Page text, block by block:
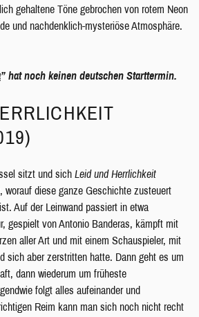
gehaltene Töne gebrochen von rotem Neon
und nachdenklich-mysteriöse Atmosphäre.
” hat noch keinen deutschen Starttermin.
sitzt und sich Leid und Herrlichkeit
worauf diese ganze Geschichte zusteuert
Auf der Leinwand passiert in etwa
gespielt von Antonio Banderas, kämpft mit
aller Art und mit einem Schauspieler, mit
sich aber zerstritten hatte. Dann geht es um
dann wiederum um früheste
folgt alles aufeinander und
Reim kann man sich noch nicht recht